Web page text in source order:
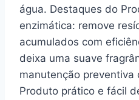
água. Destaques do
enzimática: remove
acumulados com
deixa uma suave
manutenção preventiva
Produto prático e fácil